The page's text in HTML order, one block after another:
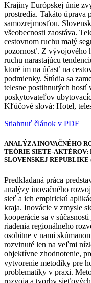
Krajiny Európskej únie
prostredia. Takáto úprava
samozrejmosťou.
všeobecnosti zaostáva.
cestovnom ruchu malý
pozornosť. Z vývojového
ruchu narastajúcu
ktoré im na účasť na
podmienky. Štúdia sa
telesne postihnutých hostí
poskytovateľov
Kľúčové slová: Hotel,
Stiahnuť článok v PDF
ANALÝZA INOVAČNÉHO
TEÓRIE SIETE-AKTÉROV:
SLOVENSKEJ
Predkladaná práca
analýzy inovačného
sieť a ich empirickú
kraja. Inovácie v zmysle
kooperácie sa v
riadenia regionálneho
osobitne v nami
rozvinuté len na veľmi
objektívne zhodnotenie,
vytvorenie metodiky pre
problematiky v praxi.
rozvoja a tvorby